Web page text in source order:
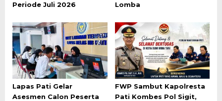
Periode Juli 2026
Lomba
Lapas Pati Gelar
Asesmen Calon Peserta
FWP Sambut Kapolresta
Pati Kombes Pol Sigit,